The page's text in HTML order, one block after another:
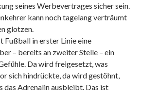
seines Werbevertrages sicher sein.
kann noch tagelang verträumt
glotzen.
Fußball in erster Linie eine
– bereits an zweiter Stelle – ein
Da wird freigesetzt, was
sich hindrückte, da wird gestöhnt,
das Adrenalin ausbleibt. Das ist